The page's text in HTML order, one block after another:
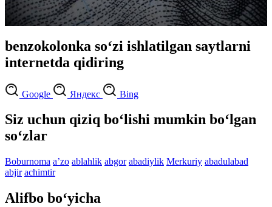
benzokolonka so‘zi ishlatilgan saytlarni
internetda qidiring
Google Яндекс Bing
Siz uchun qiziq bo‘lishi mumkin bo‘lgan
so‘zlar
Boburnoma aʼzo ablahlik abgor abadiylik Merkuriy abadulabad
abjir achimtir
Alifbo bo‘yicha